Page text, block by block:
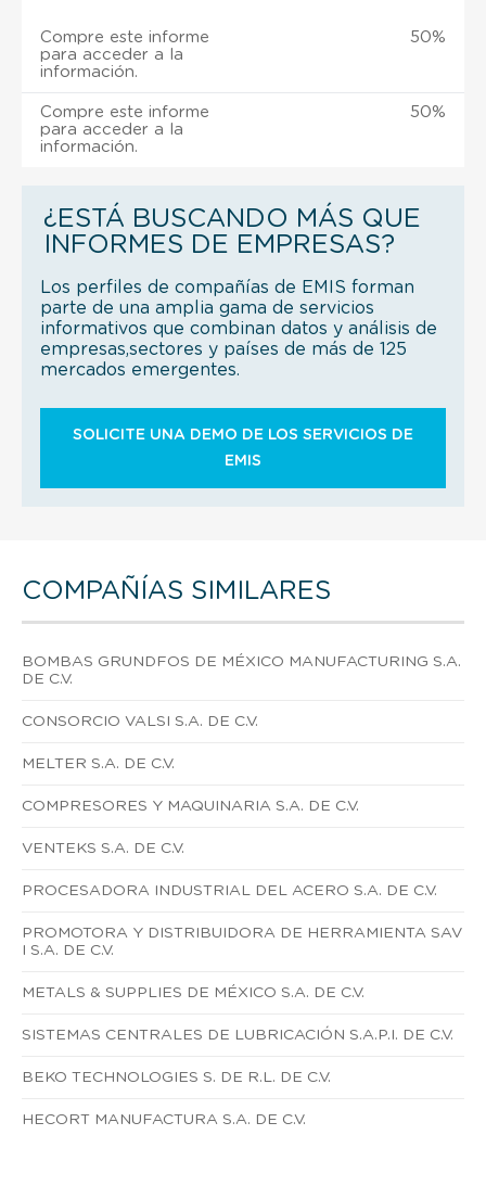
Compre este informe
para acceder a la
información.
50%
Compre este informe
para acceder a la
información.
50%
¿ESTÁ BUSCANDO MÁS QUE
INFORMES DE EMPRESAS?
Los perfiles de compañías de EMIS forman
parte de una amplia gama de servicios
informativos que combinan datos y análisis de
empresas,sectores y países de más de 125
mercados emergentes.
SOLICITE UNA DEMO DE LOS SERVICIOS DE
EMIS
COMPAÑÍAS SIMILARES
BOMBAS GRUNDFOS DE MÉXICO MANUFACTURING S.A.
DE C.V.
CONSORCIO VALSI S.A. DE C.V.
MELTER S.A. DE C.V.
COMPRESORES Y MAQUINARIA S.A. DE C.V.
VENTEKS S.A. DE C.V.
PROCESADORA INDUSTRIAL DEL ACERO S.A. DE C.V.
PROMOTORA Y DISTRIBUIDORA DE HERRAMIENTA SAV
I S.A. DE C.V.
METALS & SUPPLIES DE MÉXICO S.A. DE C.V.
SISTEMAS CENTRALES DE LUBRICACIÓN S.A.P.I. DE C.V.
BEKO TECHNOLOGIES S. DE R.L. DE C.V.
HECORT MANUFACTURA S.A. DE C.V.